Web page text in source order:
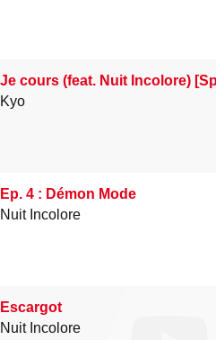
Je cours (feat. Nuit Incolore)
Kyo
Ep. 4 : Démon Mode
Nuit Incolore
Escargot
Nuit Incolore